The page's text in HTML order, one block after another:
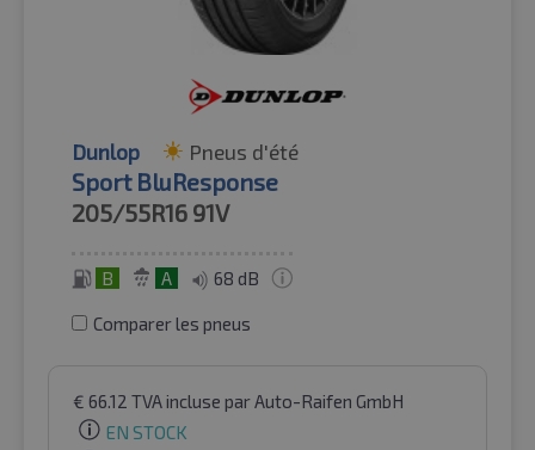
Dunlop Pneus d'été
Sport BluResponse
205/55R16 91V
B A 68 dB
Comparer les pneus
€ 66.12 TVA incluse par Auto-Raifen GmbH
EN STOCK